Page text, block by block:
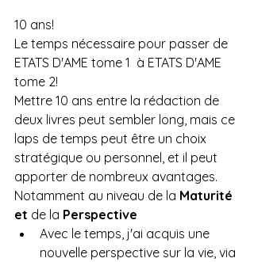
10 ans!
Le temps nécessaire pour passer de
ETATS D'AME tome 1  à ETATS D'AME
tome 2!
Mettre 10 ans entre la rédaction de
deux livres peut sembler long, mais ce
laps de temps peut être un choix
stratégique ou personnel, et il peut
apporter de nombreux avantages.
Notamment au niveau de la Maturité
et de la Perspective
Avec le temps, j'ai acquis une
nouvelle perspective sur la vie, via